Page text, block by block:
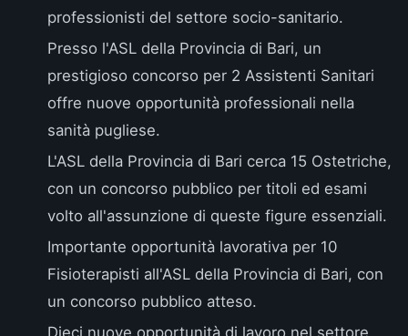
professionisti del settore socio-sanitario.
Presso l'ASL della Provincia di Bari, un
prestigioso concorso per 2 Assistenti Sanitari
offre nuove opportunità professionali nella
sanità pugliese.
L'ASL della Provincia di Bari cerca 15 Ostetriche,
con un concorso pubblico per titoli ed esami
volto all'assunzione di queste figure essenziali.
Importante opportunità lavorativa per 10
Fisioterapisti all'ASL della Provincia di Bari, con
un concorso pubblico atteso.
Dieci nuove opportunità di lavoro nel settore